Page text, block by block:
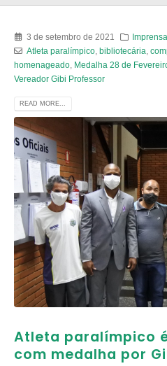
3 de setembro de 2021
Imprensa
Atleta paralímpico, bibliotecária
homenageado Medalha 28 de
Vereador Gibi Professor
READ MORE...
Atleta paralímpico
com medalha por